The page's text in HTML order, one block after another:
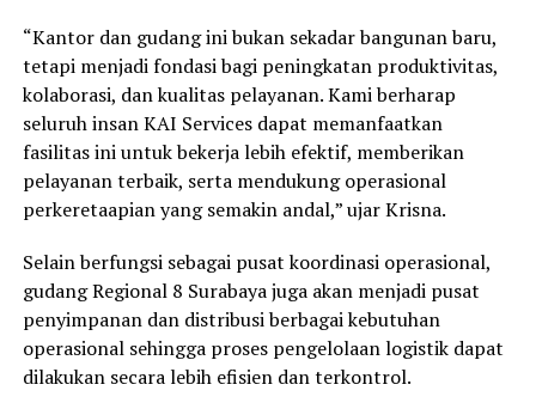
“Kantor dan gudang ini bukan sekadar bangunan baru,
tetapi menjadi fondasi bagi peningkatan produktivitas,
kolaborasi, dan kualitas pelayanan. Kami berharap
seluruh insan KAI Services dapat memanfaatkan
fasilitas ini untuk bekerja lebih efektif, memberikan
pelayanan terbaik, serta mendukung operasional
perkeretaapian yang semakin andal,” ujar Krisna.
Selain berfungsi sebagai pusat koordinasi operasional,
gudang Regional 8 Surabaya juga akan menjadi pusat
penyimpanan dan distribusi berbagai kebutuhan
operasional sehingga proses pengelolaan logistik dapat
dilakukan secara lebih efisien dan terkontrol.